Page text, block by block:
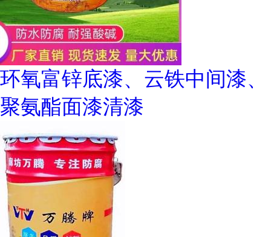
环氧富锌底漆、云铁中间漆、
聚氨酯面漆清漆